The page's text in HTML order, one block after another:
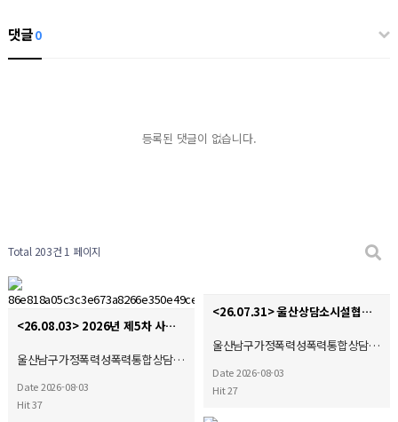
댓글0
등록된 댓글이 없습니다.
Total 203건 1 페이지
<26.08.03> 2026년 제5차 사회복지현장실습 종결식
울산남구가정폭력성폭력통합상담…
Date 2026-08-03
Hit 37
<26.07.31> 울산상담소시설협의회 디지털성폭력 및 불법촬영 경찰합동캠페인
울산남구가정폭력성폭력통합상담…
Date 2026-08-03
Hit 27